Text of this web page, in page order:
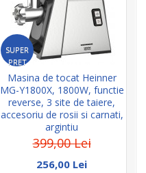
SUPER
PRET
Masina de tocat Heinner
MG-Y1800X, 1800W, functie
reverse, 3 site de taiere,
accesoriu de rosii si carnati,
argintiu
399,00 Lei
256,00 Lei